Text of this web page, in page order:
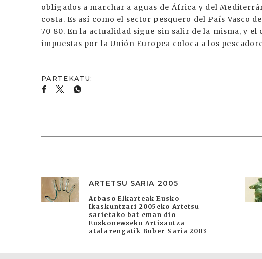
obligados a marchar a aguas de África y del
costa. Es así como el sector pesquero del País Vasco
70 80. En la actualidad sigue sin salir de la misma, y
impuestas por la Unión Europea coloca a los
ARTETSU SARIA 2005
Arbaso Elkarteak Eusko
Ikaskuntzari 2005eko Artetsu
sarietako bat eman dio
Euskonewseko Artisautza
atalarengatik Buber Saria 2003